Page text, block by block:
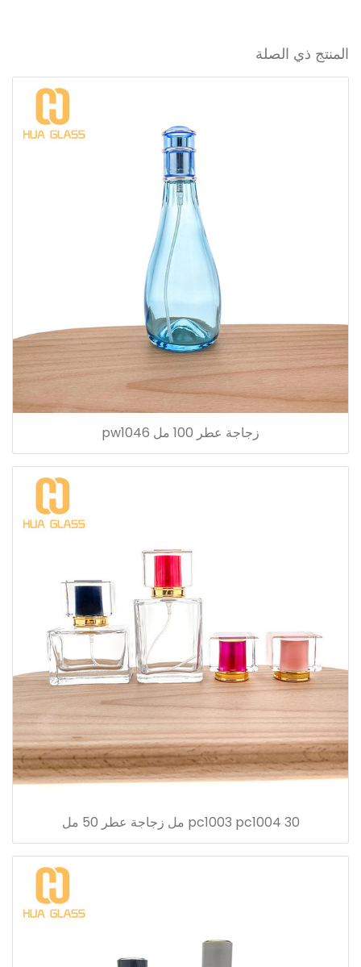
المنتج ذي الصلة
زجاجة عطر 100 مل pw1046
pc1003 pc1004 30 مل زجاجة عطر 50 مل